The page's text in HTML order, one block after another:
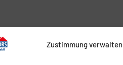
Zustimmung verwalten